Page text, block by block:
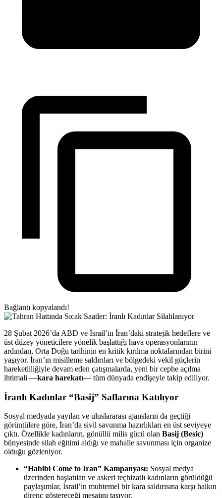
Bağlantı kopyalandı!
28 Şubat 2026’da ABD ve İsrail’in İran’daki stratejik hedeflere ve
üst düzey yöneticilere yönelik başlattığı hava operasyonlarının
ardından, Orta Doğu tarihinin en kritik kırılma noktalarından birini
yaşıyor. İran’ın misilleme saldırıları ve bölgedeki vekil güçlerin
hareketliliğiyle devam eden çatışmalarda, yeni bir cephe açılma
ihtimali —kara harekatı— tüm dünyada endişeyle takip ediliyor.
İranlı Kadınlar “Basij” Saflarına Katılıyor
Sosyal medyada yayılan ve uluslararası ajansların da geçtiği
görüntülere göre, İran’da sivil savunma hazırlıkları en üst seviyeye
çıktı. Özellikle kadınların, gönüllü milis gücü olan Basij (Besic)
bünyesinde silah eğitimi aldığı ve mahalle savunması için organize
olduğu gözleniyor.
“Habibi Come to Iran” Kampanyası: Sosyal medya
üzerinden başlatılan ve askeri teçhizatlı kadınların görüldüğü
paylaşımlar, İsrail’in muhtemel bir kara saldırısına karşı halkın
direnç göstereceği mesajını taşıyor.